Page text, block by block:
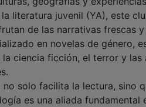
literatura juvenil (YA), este
de las narrativas frescas
en novelas de género,
ciencia ficción, el terror y
solo facilita la lectura, sino
es una aliada